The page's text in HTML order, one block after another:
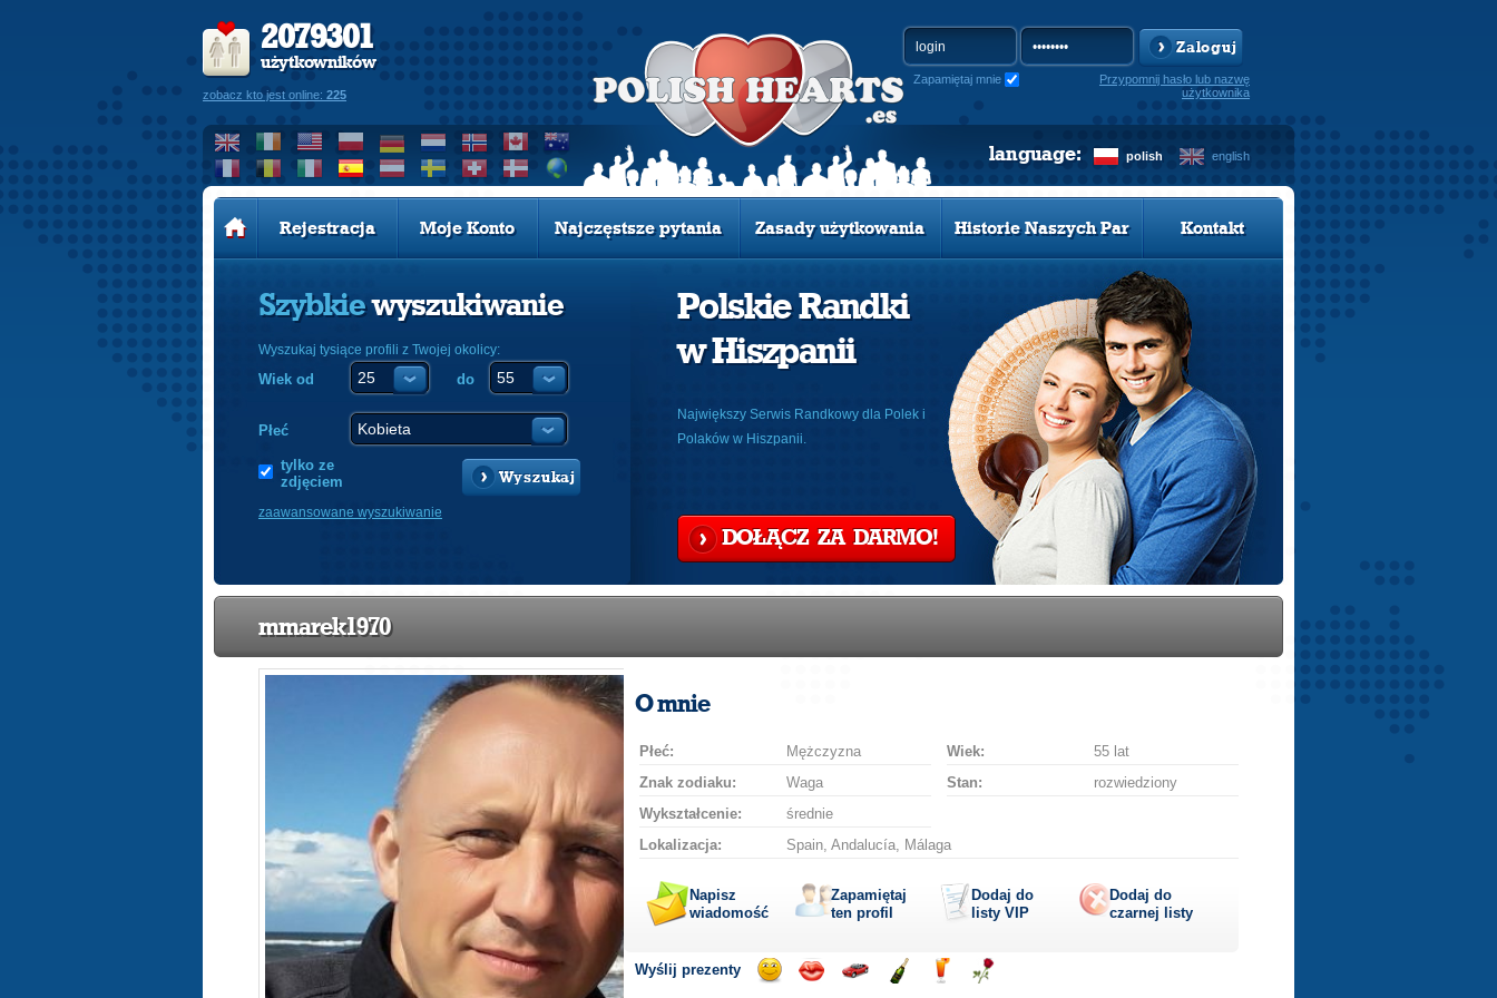
2079301
użytkowników
zobacz kto jest online: 225
Zaloguj
Zapamiętaj mnie
Przypomnij hasło lub nazwę
użytkownika
polish english
language:
Rejestracja Moje Konto Najczęstsze pytania Zasady użytkowania Historie Naszych Par Kontakt
Szybkiewyszukiwanie
Wyszukaj tysiące profili z Twojej okolicy:
Wiek od do
Płeć
tylko ze
zdjęciem
Wyszukaj
zaawansowane wyszukiwanie
Polskie Randki
w Hiszpanii
Największy Serwis Randkowy dla Polek i
Polaków w Hiszpanii.
DOŁĄCZ ZA DARMO!
mmarek1970
O mnie
Płeć: Mężczyzna Wiek:
55 lat
Znak zodiaku:
Waga Stan:
rozwiedziony
Wykształcenie:
średnie
Lokalizacja:
Spain, Andalucía, Málaga
Napisz
wiadomość
Zapamiętaj
ten profil
Dodaj do
listy VIP
Dodaj do
czarnej listy
Wyślij prezenty